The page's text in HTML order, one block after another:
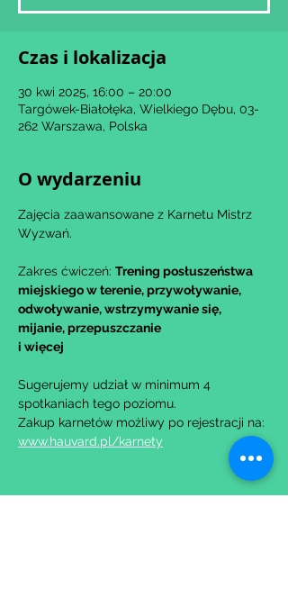
Czas i lokalizacja
30 kwi 2025, 16:00 – 20:00
Targówek-Białołęka, Wielkiego Dębu, 03-
262 Warszawa, Polska
O wydarzeniu
Zajęcia zaawansowane z Karnetu Mistrz
Wyzwań.
Zakres ćwiczeń: Trening posłuszeństwa
miejskiego w terenie, przywoływanie,
odwoływanie, wstrzymywanie się,
mijanie, przepuszczanie
i więcej
Sugerujemy udział w minimum 4
spotkaniach tego poziomu.
Zakup karnetów możliwy po rejestracji na:
www.hauvard.pl/karnety